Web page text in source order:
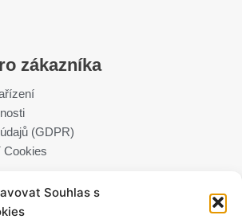
Souhlas s
zákazníka
(GDPR)
Cookies